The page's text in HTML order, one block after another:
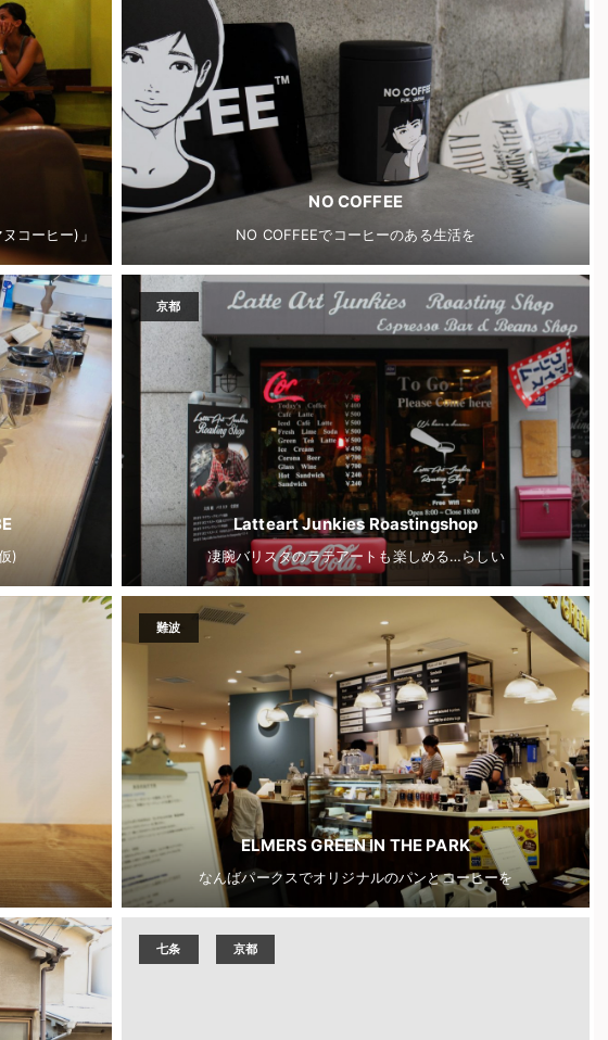
コーヒー)」
NO COFFEE
NO COFFEEでコーヒーのある生活を
)
京都
Latteart Junkies Roastingshop
凄腕バリスタのラテアートも楽しめる…らしい
難波
ELMERS GREEN IN THE PARK
なんばパークスでオリジナルのパンとコーヒーを
七条 京都